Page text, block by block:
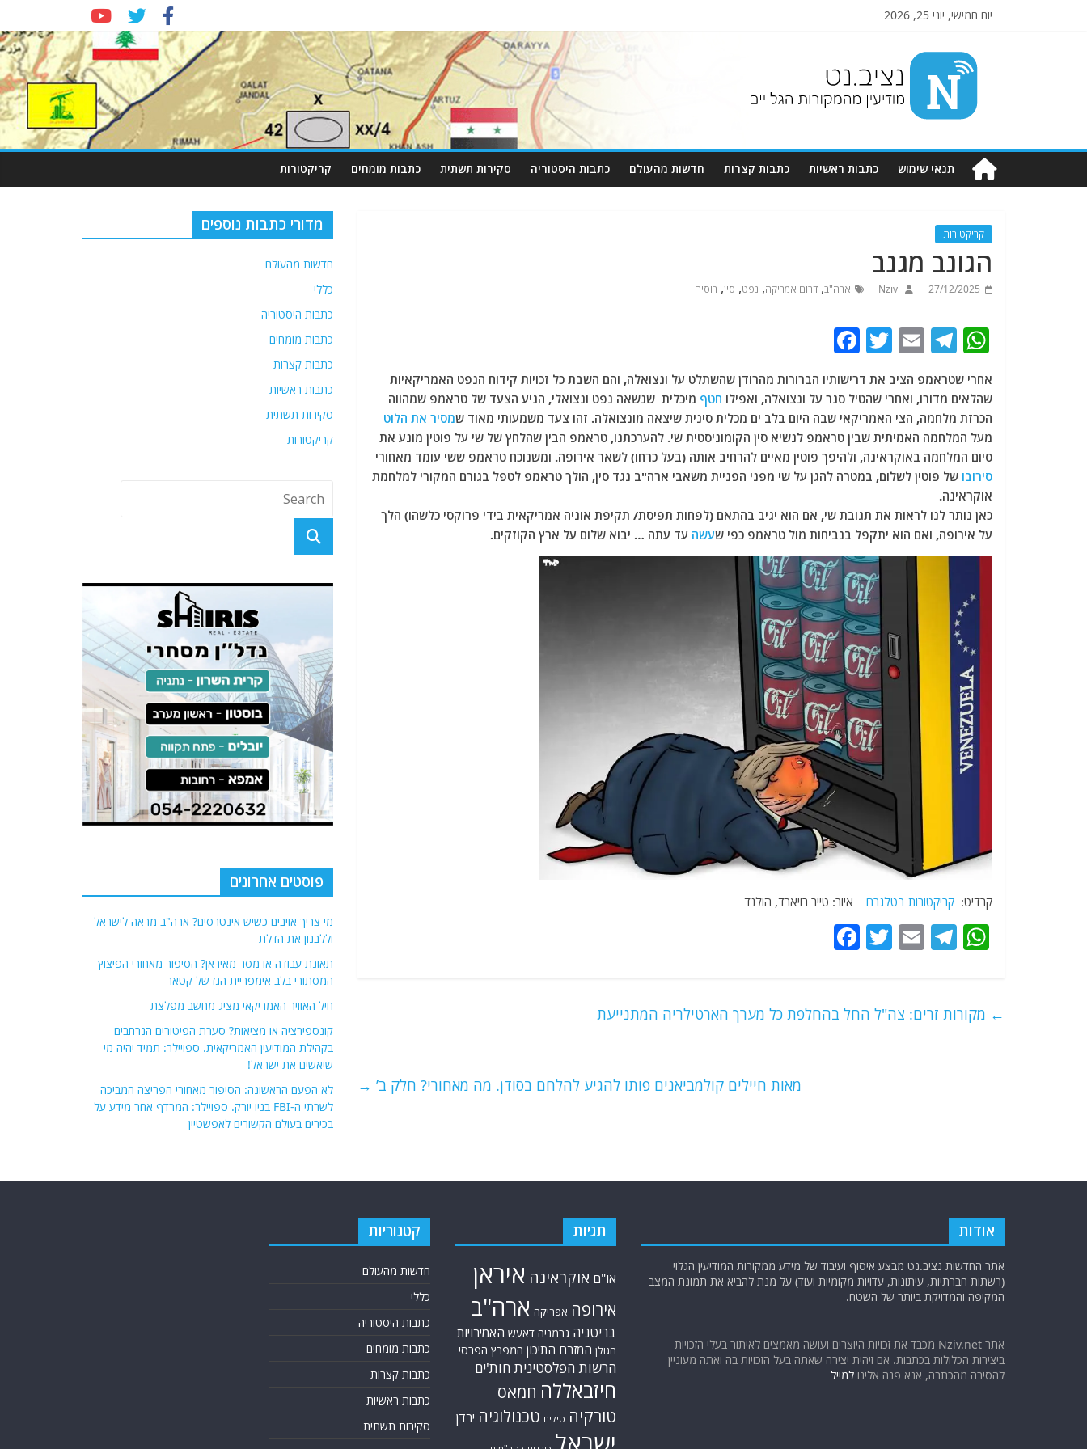
יום חמישי, יוני 25, 2026
Nziv.net
מודיעין
מהמקורות
תנאי שימוש כתבות ראשיות כתבות קצרות חדשות מהעולם כתבות היסטוריה סקירות תשתית כתבות מומחים קריקטורות
קריקטורות
הגונב מגנב
27/12/2025
Nziv ארה"ב, דרום אמריקה, נפט, סין, רוסיה
W
at
s
A
p
p
T
e
g
ra
m
E
ai
l
T
itt
er
c
e
b
o
k
אחרי שטראמפ הציב את דרישותיו הברורות מהרודן שהשתלט על ונצואלה, והם השבת כל זכויות קידוח הנפט האמריקאיות
שהלאים מדורו, ואחרי שהטיל סגר על ונצואלה, ואפילו חטף מיכלית שנשאה נפט ונצואלי, הגיע הצעד של טראמפ שמהווה
הכרזת מלחמה, הצי האמריקאי שבה היום בלב ים מכלית סינית שיצאה מונצואלה. זהו צעד משמעותי מאוד שמסיר את הלוט
מעל המלחמה האמיתית שבין טראמפ לנשיא סין הקומוניסטית שי. להערכתנו, טראמפ הבין שהלחץ של שי על פוטין מונע את
סיום המלחמה באוקראינה, ולהיפך פוטין מאיים להרחיב אותה (בעל כרחו) לשאר אירופה. ומשנוכח טראמפ ששי עומד מאחורי
סירובו של פוטין לשלום, במטרה להגן על שי מפני הפניית משאבי ארה"ב נגד סין, הולך טראמפ לטפל בגורם המקורי למלחמת
אוקראינה.
כאן נותר לנו לראות את תגובת שי, אם הוא יגיב בהתאם (לפחות תפיסת/ תקיפת אוניה אמריקאית בידי פרוקסי כלשהו) הלך
על אירופה, ואם הוא יתקפל בנביחות מול טראמפ כפי שעשה עד עתה … יבוא שלום על ארץ הקוזקים.
קרדיט: קריקטורות בטלגרם איור: טייר רויארד, הולנד
W
s
T
g
E
l
T
er
e ← מקורות זרים: צה"ל החל בהחלפת כל מערך הארטילריה המתנייעת
מאות חיילים קולמביאנים פותו להגיע להלחם בסודן. מה מאחורי? חלק ב’ →
מדורי כתבות נוספים
חדשות מהעולם
כללי
כתבות היסטוריה
כתבות מומחים
כתבות קצרות
כתבות ראשיות
סקירות תשתית
קריקטורות
פוסטים אחרונים
מי צריך אויבים כשיש אינטרסים? ארה"ב מראה לישראל
וללבנון את הדלת
תאונת עבודה או מסר מאיראן? הסיפור מאחורי הפיצוץ
המסתורי בלב אימפריית הגז של קטאר
חיל האוויר האמריקאי מציג מחשב מפלצת
קונספירציה או מציאות? סערת הפיטורים הנרחבים
בקהילת המודיעין האמריקאית. ספויילר: תמיד יהיה מי
שיאשים את ישראל!
לא הפעם הראשונה: הסיפור מאחורי הפריצה המביכה
לשרתי ה-FBI בניו יורק. ספויילר: המרדף אחר מידע על
בכירים בעולם הקשורים לאפשטיין
אודות
אתר החדשות נציב.נט מבצע איסוף ועיבוד של מידע ממקורות המודיעין הגלוי
(רשתות חברתיות, עיתונות, עדויות מקומיות ועוד) על מנת להביא את תמונת המצב
המקיפה והמדויקת ביותר של השטח.
אתר Nziv.net מכבד את זכויות היוצרים ועושה מאמצים לאיתור בעלי הזכויות
ביצירות הכלולות בכתבות. אם זיהית יצירה שאתה בעל הזכויות בה ואתה מעוניין
להסירה מהכתבה, אנא פנה אלינו למייל
תגיות
או"ם אוקראינה איראן
אירופה אפריקה ארה"ב
בריטניה גרמניה דאעש האמירויות
הגולן המזרח התיכון המפרץ הפרסי
הרשות הפלסטינית חות'ים
חיזבאללה חמאס
טורקיה טילים טכנולוגיה ירדן
קטגוריות
חדשות מהעולם
כללי
כתבות היסטוריה
כתבות מומחים
כתבות קצרות
כתבות ראשיות
סקירות תשתית